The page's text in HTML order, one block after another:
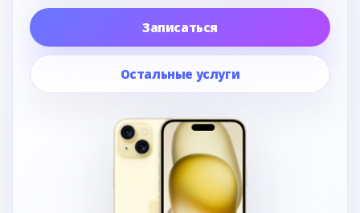
Записаться
Остальные услуги